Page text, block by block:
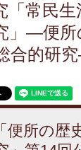
「常民
」—便所
合的研
便所の歴